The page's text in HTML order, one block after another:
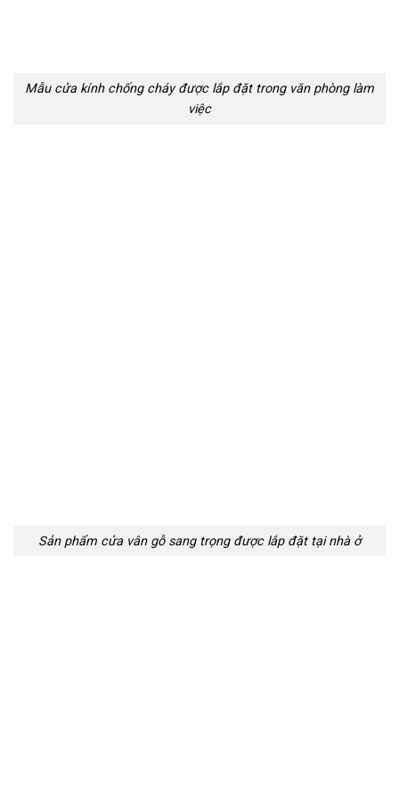
Mẫu cửa kính chống cháy được lắp đặt trong văn phòng làm
việc
Sản phẩm cửa vân gỗ sang trọng được lắp đặt tại nhà ở